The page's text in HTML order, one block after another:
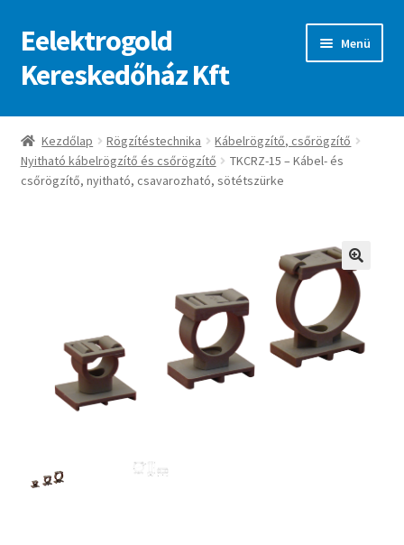
Ugrás
a
navigációhoz
Kilépés
a
tartalomba
Eelektrogold
Kereskedőház Kft
Menü
Kezdőlap
A fiókom
Kezdőlap Rögzítéstechnika
Kábelrögzítő, csőrögzítő
Nyitható kábelrögzítő és csőrögzítő
TKCRZ-15 – Kábel- és
csőrögzítő, nyitható, csavarozható, sötétszürke
🔍